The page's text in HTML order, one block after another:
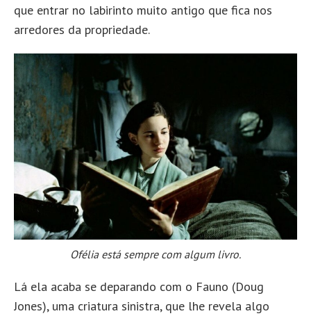
que entrar no labirinto muito antigo que fica nos
arredores da propriedade.
Ofélia está sempre com algum livro.
Lá ela acaba se deparando com o Fauno (Doug
Jones), uma criatura sinistra, que lhe revela algo